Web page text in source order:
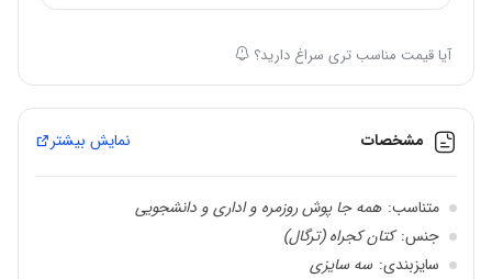
آیا قیمت مناسب تری سراغ دارید؟
مشخصات نمایش بیشتر
متناسب: همه جا پوش روزمره و اداری و دانشجویی
جنس: کتان کجراه (ترگال)
سایزبندی: سه سایزی